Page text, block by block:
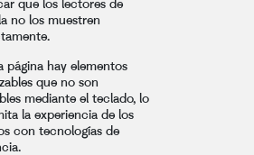
no los muestren
página hay elementos
que no son
mediante el teclado, lo
la experiencia de los
con tecnologías de